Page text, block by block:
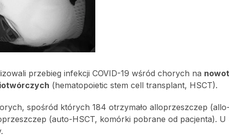
przebieg infekcji COVID-19 wśród chorych na
(hematopoietic stem cell transplant, HSCT).
spośród których 184 otrzymało alloprzeszczep
(auto-HSCT, komórki pobrane od pacjenta).